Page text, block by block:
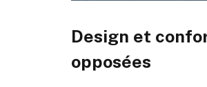
Design et
opposées